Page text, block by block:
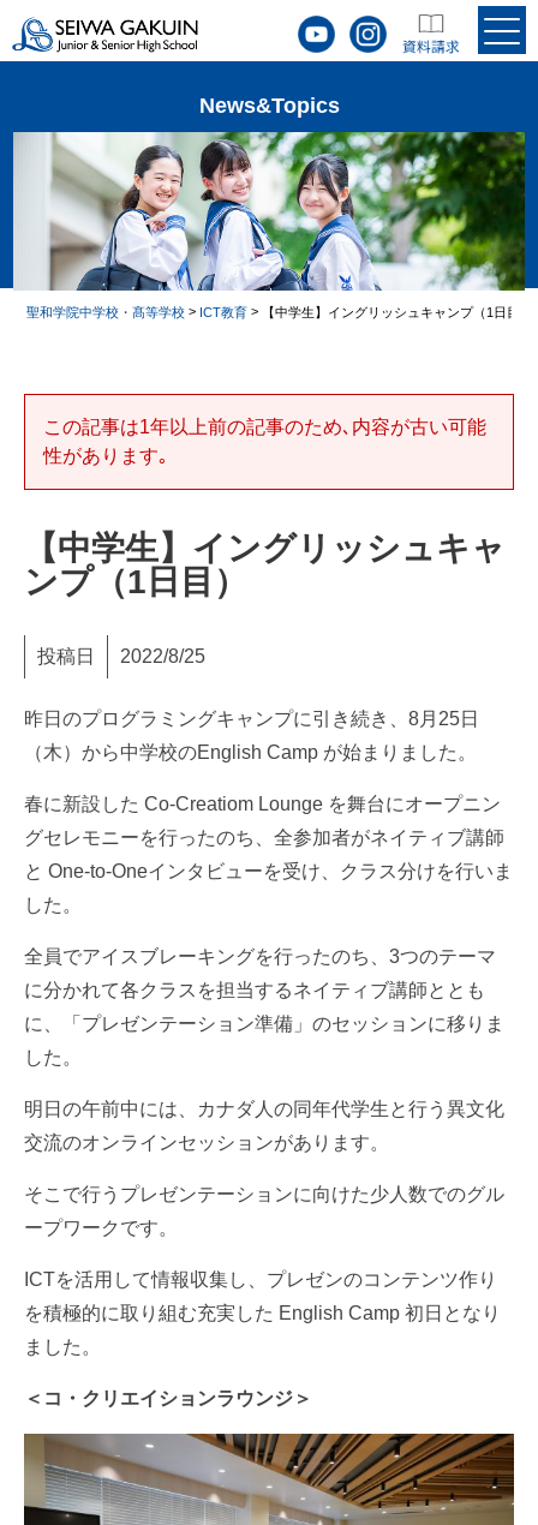
News&Topics
聖和学院中学校・髙等学校 > ICT教育 > 【中学生】イングリッシュキャンプ（1日目）
この記事は1年以上前の記事のため､内容が古い可能
性があります｡
【中学生】イングリッシュキャ
ンプ（1日目）
投稿日 2022/8/25
昨日のプログラミングキャンプに引き続き、8月25日
（木）から中学校のEnglish Camp が始まりました。
春に新設した Co-Creatiom Lounge を舞台にオープニン
グセレモニーを行ったのち、全参加者がネイティブ講師
と One-to-Oneインタビューを受け、クラス分けを行いま
した。
全員でアイスブレーキングを行ったのち、3つのテーマ
に分かれて各クラスを担当するネイティブ講師ととも
に、「プレゼンテーション準備」のセッションに移りま
した。
明日の午前中には、カナダ人の同年代学生と行う異文化
交流のオンラインセッションがあります。
そこで行うプレゼンテーションに向けた少人数でのグル
ープワークです。
ICTを活用して情報収集し、プレゼンのコンテンツ作り
を積極的に取り組む充実した English Camp 初日となり
ました。
＜コ・クリエイションラウンジ＞